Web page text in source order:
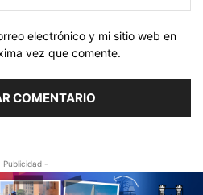
electrónico y mi sitio web en
vez que comente.
Publicidad -